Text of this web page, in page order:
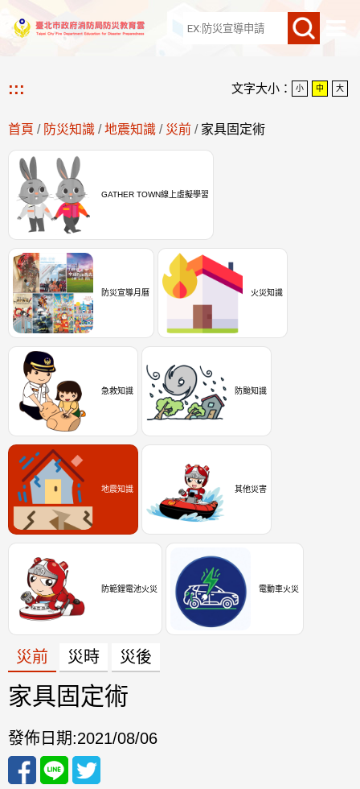
網站導覽
::: 文字大小： 小 中 大
首頁 / 防災知識 /地震知識 / 災前 / 家具固定術
GATHER TOWN線上虛擬學習
防災宣導月曆 火災知識
急救知識 防颱知識
地震知識 其他災害
防範鋰電池火災 電動車火災
災前 災時 災後
家具固定術
發佈日期:2021/08/06